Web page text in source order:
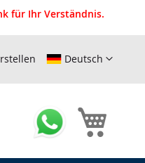
für Ihr Verständnis.
Deutsch